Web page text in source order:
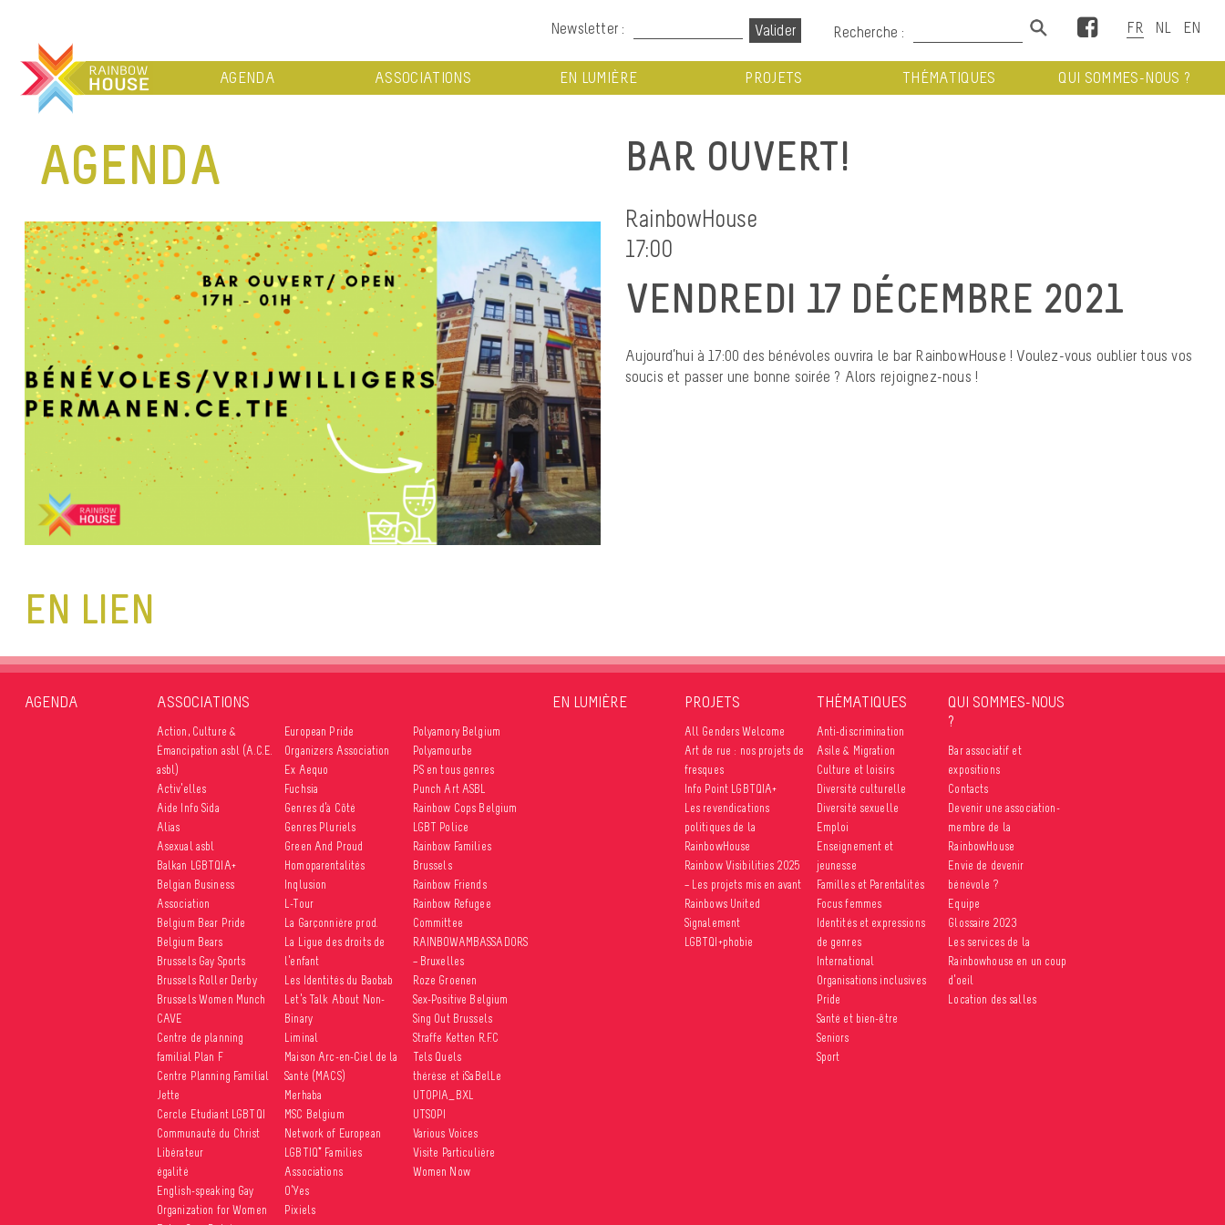
Newsletter : Recherche : Facebook
AGENDA ASSOCIATIONS EN LUMIÈRE PROJETS THÉMATIQUES QUI SOMMES-NOUS ?
AGENDA BAR OUVERT!
RainbowHouse
17:00
VENDREDI 17 DÉCEMBRE 2021
Aujourd’hui à 17:00 des bénévoles ouvrira le bar RainbowHouse ! Voulez-vous oublier tous vos
soucis et passer une bonne soirée ? Alors rejoignez-nous !
EN LIEN
AGENDA ASSOCIATIONS
Action, Culture &
Émancipation asbl (A.C.E.
asbl)
Activ’elles
Aide Info Sida
Alias
Asexual asbl
Balkan LGBTQIA+
Belgian Business
Association
Belgium Bear Pride
Belgium Bears
Brussels Gay Sports
Brussels Roller Derby
Brussels Women Munch
CAVE
Centre de planning
familial Plan F
Centre Planning Familial
Jette
Cercle Etudiant LGBTQI
Communauté du Christ
Libérateur
égalité
English-speaking Gay
Organization for Women
European Pride
Organizers Association
Ex Aequo
Fuchsia
Genres d’à Côté
Genres Pluriels
Green And Proud
Homoparentalités
Inqlusion
L-Tour
La Garçonnière prod.
La Ligue des droits de
l’enfant
Les Identités du Baobab
Let’s Talk About Non-
Binary
Liminal
Maison Arc-en-Ciel de la
Santé (MACS)
Merhaba
MSC Belgium
Network of European
LGBTIQ* Families
Associations
O’Yes
Pixiels
Polyamory Belgium
Polyamour.be
PS en tous genres
Punch Art ASBL
Rainbow Cops Belgium
LGBT Police
Rainbow Families
Brussels
Rainbow Friends
Rainbow Refugee
Committee
RAINBOWAMBASSADORS
– Bruxelles
Roze Groenen
Sex-Positive Belgium
Sing Out Brussels
Straffe Ketten R.F.C
Tels Quels
thérèse et iSaBelLe
UTOPIA_BXL
UTSOPI
Various Voices
Visite Particulière
Women Now
EN LUMIÈRE PROJETS
All Genders Welcome
Art de rue : nos projets de
fresques
Info Point LGBTQIA+
Les revendications
politiques de la
RainbowHouse
Rainbow Visibilities 2025
– Les projets mis en avant
Rainbows United
Signalement
LGBTQI+phobie
THÉMATIQUES
Anti-discrimination
Asile & Migration
Culture et loisirs
Diversité culturelle
Diversité sexuelle
Emploi
Enseignement et
jeunesse
Familles et Parentalités
Focus femmes
Identités et expressions
de genres
International
Organisations inclusives
Pride
Santé et bien-être
Seniors
Sport
QUI SOMMES-NOUS
?
Bar associatif et
expositions
Contacts
Devenir une association-
membre de la
RainbowHouse
Envie de devenir
bénévole ?
Equipe
Glossaire 2023
Les services de la
Rainbowhouse en un coup
d’oeil
Location des salles